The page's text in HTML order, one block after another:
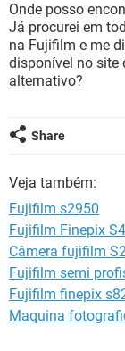
GUIA DE COMPRAS
OUTLOOK
INSTAGRAM
GUIA DE COMPRAS
Onde posso
Já procurei em
na Fujifilm e me
disponível no site
alternativo?
Share
Veja também:
Fujifilm s2950
Fujifilm Finepix
Câmera fujifilm
Fujifilm semi
Fujifilm finepix
Maquina